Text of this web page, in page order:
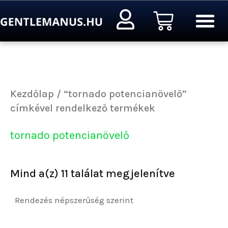
a
Kosár
Kezdőlap / “tornado potencianövelő”
címkével rendelkező termékek
tornado potencianövelő
Mind a(z) 11 találat megjelenítve
Sorted
popularity